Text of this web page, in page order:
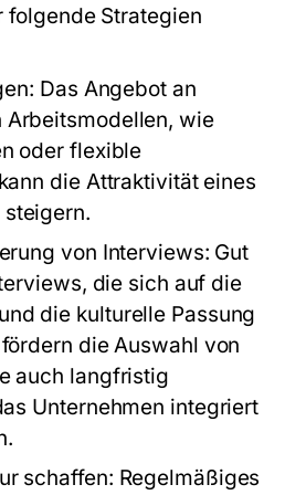
folgende Strategien
Das Angebot an
Arbeitsmodellen, wie
oder flexible
die Attraktivität eines
steigern.
von Interviews: Gut
die sich auf die
die kulturelle Passung
die Auswahl von
auch langfristig
Unternehmen integriert
schaffen: Regelmäßiges